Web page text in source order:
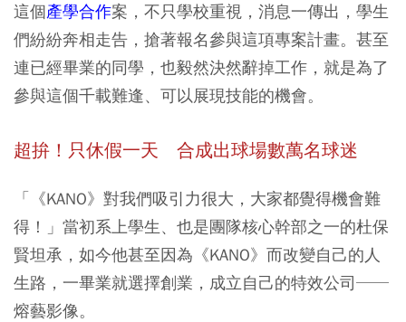
這個產學合作案，不只學校重視，消息一傳出，學生
們紛紛奔相走告，搶著報名參與這項專案計畫。甚至
連已經畢業的同學，也毅然決然辭掉工作，就是為了
參與這個千載難逢、可以展現技能的機會。
超拚！只休假一天 合成出球場數萬名球迷
「《KANO》對我們吸引力很大，大家都覺得機會難
得！」當初系上學生、也是團隊核心幹部之一的杜保
賢坦承，如今他甚至因為《KANO》而改變自己的人
生路，一畢業就選擇創業，成立自己的特效公司──
熔藝影像。